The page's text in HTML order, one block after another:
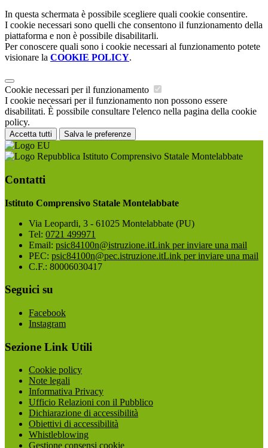
In questa schermata è possibile scegliere quali cookie consentire.
I cookie necessari sono quelli che consentono il funzionamento della
piattaforma e non è possibile disabilitarli.
Per conoscere quali sono i cookie necessari al funzionamento potete
visionare la COOKIE POLICY.
Cookie necessari per il funzionamento
I cookie necessari per il funzionamento non possono essere
disabilitati. È possibile consultare l'elenco nella pagina della cookie
policy.
Accetta tutti Salva le preferenze
Istituto Comprensivo Statale Montelabbate
Contatti
Istituto Comprensivo Statale Montelabbate
Via Leopardi, 3 - 61025 Montelabbate (PU)
Tel: 0721 499971
Email: psic84100n@istruzione.itLink per inviare una mail
PEC: psic84100n@pec.istruzione.itLink per inviare una mail
C.F.: 80006030417
Seguici su
Facebook
Instagram
Sezione Link Utili
Cookie policy
Note legali
Informativa Privacy
Ufficio Relazioni con il Pubblico
Dichiarazione di accessibilità
Obiettivi di accessibilità
Whistleblowing
Gestione consensi cookie